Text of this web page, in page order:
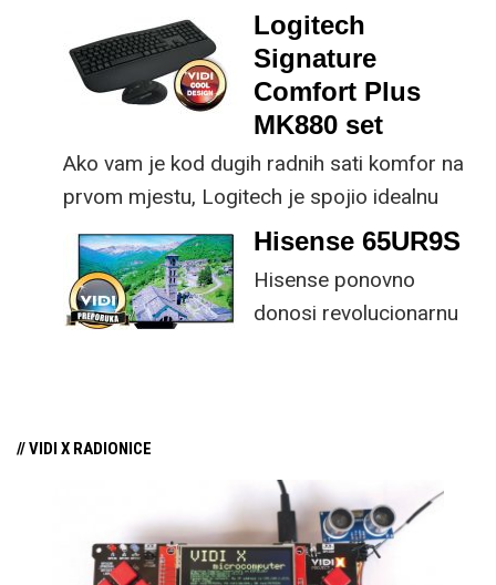
dio koncepta ovog proizvoda, jer koristi
energiju prirodnog ili umjetnog svjetla za
rad.
Logitech
Signature
Comfort Plus
MK880 set
Ako vam je kod dugih radnih sati komfor na
prvom mjestu, Logitech je spojio idealnu
kombinaciju tipkovnice i miša s naprednim
funkcijama.
Hisense 65UR9S
Hisense ponovno
donosi revolucionarnu
// VIDI X RADIONICE